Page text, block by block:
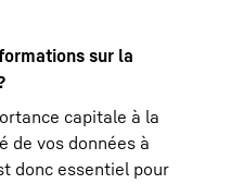
sur la
capitale à la
de vos données à
donc essentiel pour